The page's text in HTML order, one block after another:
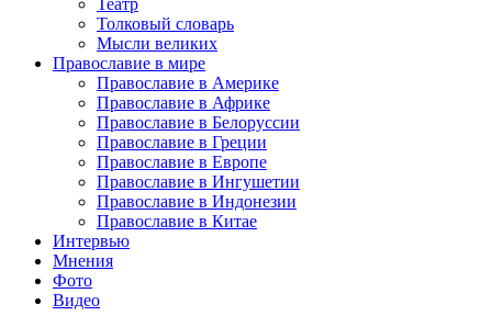
Театр
Толковый словарь
Мысли великих
Православие в мире
Православие в Америке
Православие в Африке
Православие в Белоруссии
Православие в Греции
Православие в Европе
Православие в Ингушетии
Православие в Индонезии
Православие в Китае
Интервью
Мнения
Фото
Видео